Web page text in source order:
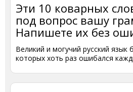
Эти 10 коварных
под вопрос вашу
Напишете их без
Великий и могучий русский язык
которых хоть раз ошибался